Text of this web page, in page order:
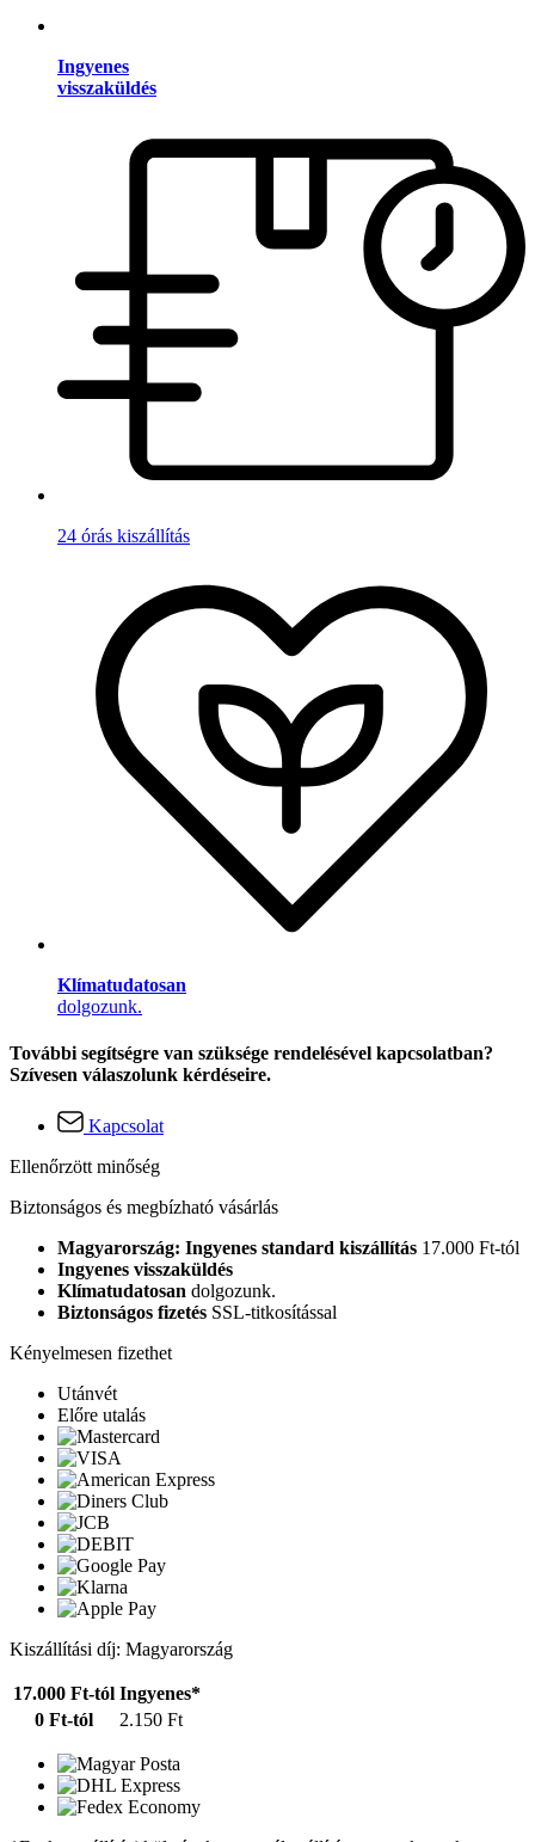
Ingyenes
visszaküldés
24 órás kiszállítás
Klímatudatosan
dolgozunk.
További segítségre van szüksége rendelésével kapcsolatban?
Szívesen válaszolunk kérdéseire.
Kapcsolat
Ellenőrzött minőség
Biztonságos és megbízható vásárlás
Magyarország: Ingyenes standard kiszállítás 17.000 Ft-tól
Ingyenes visszaküldés
Klímatudatosan dolgozunk.
Biztonságos fizetés SSL-titkosítással
Kényelmesen fizethet
Utánvét
Előre utalás
Kiszállítási díj: Magyarország
17.000 Ft-tól Ingyenes*
0 Ft-tól
2.150 Ft